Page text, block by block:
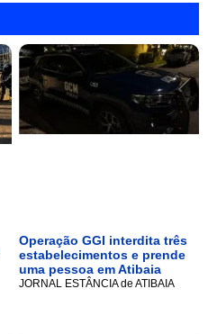
Operação GGI interdita três
estabelecimentos e prende
uma pessoa em Atibaia
JORNAL ESTÂNCIA de ATIBAIA